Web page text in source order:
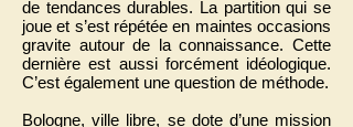
de tendances durables. La partition qui se
joue et s’est répétée en maintes occasions
gravite autour de la connaissance. Cette
dernière est aussi forcément idéologique.
C’est également une question de méthode.
Bologne, ville libre, se dote d’une mission